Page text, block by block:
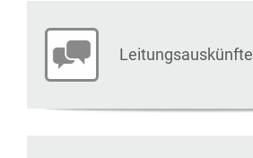
Leitungsauskünfte